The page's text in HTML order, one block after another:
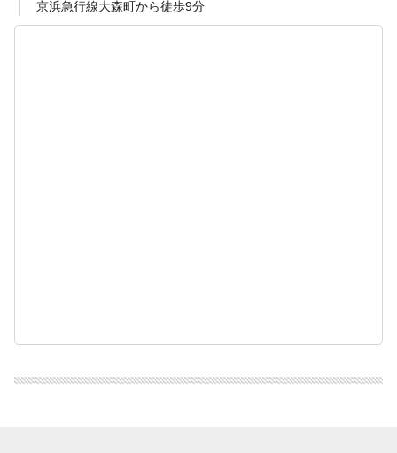
京浜急行線大森町から徒歩9分